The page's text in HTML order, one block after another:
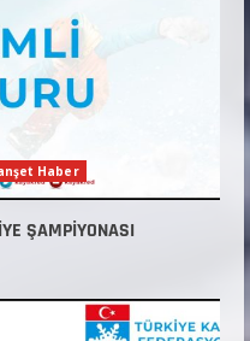
Haber
ŞAMPİYONASI